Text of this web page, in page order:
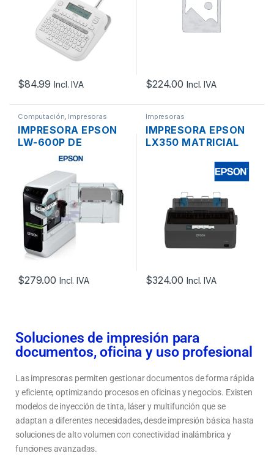
CORTE
AUTOMATICO
$84.99 Incl. IVA $224.00 Incl. IVA
Computación Impresoras
IMPRESORA EPSON
LW-600P DE
ETIQUETAS
$279.00 Incl. IVA
Impresoras
IMPRESORA EPSON
LX350 MATRICIAL
$324.00 Incl. IVA
Soluciones de impresión para
documentos, oficina y uso profesional
Las impresoras permiten gestionar documentos de forma rápida
y eficiente, optimizando procesos en oficinas y negocios. Existen
modelos de inyección de tinta, láser y multifunción que se
adaptan a diferentes necesidades, desde impresión básica hasta
soluciones de alto volumen con conectividad inalámbrica y
funciones avanzadas.
Tipos de impresoras: láser, tinta continua y multifunción